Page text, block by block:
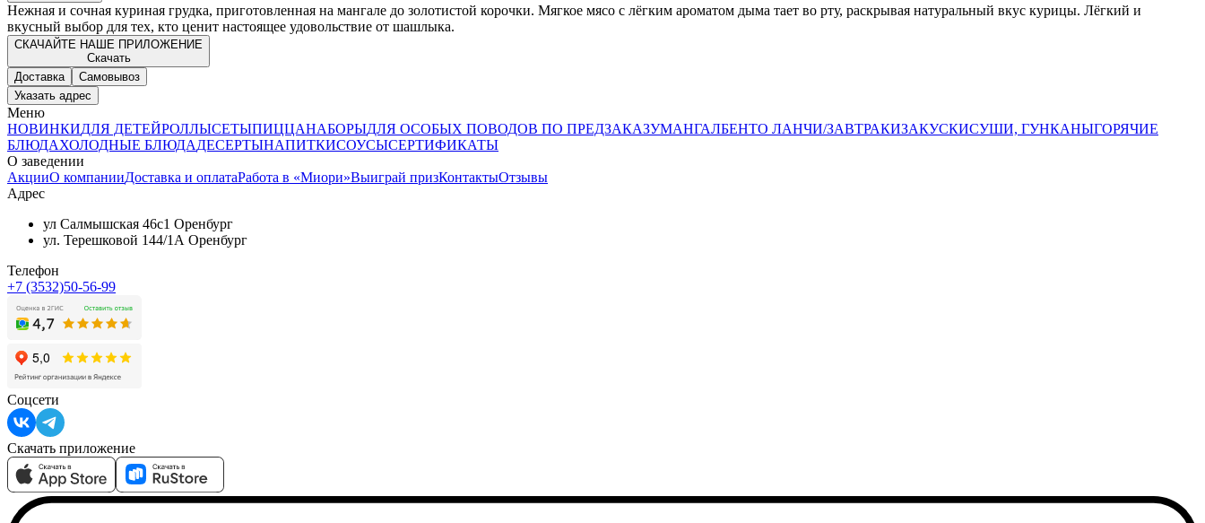
Нежная и сочная куриная грудка, приготовленная на мангале до золотистой корочки. Мягкое мясо с лёгким ароматом дыма тает во рту, раскрывая натуральный вкус курицы. Лёгкий и
вкусный выбор для тех, кто ценит настоящее удовольствие от шашлыка.
СКАЧАЙТЕ НАШЕ ПРИЛОЖЕНИЕ
Скачать
Доставка
Самовывоз
Указать адрес
Меню
НОВИНКИДЛЯ ДЕТЕЙРОЛЛЫСЕТЫПИЦЦАНАБОРЫДЛЯ ОСОБЫХ ПОВОДОВ ПО ПРЕДЗАКАЗУМАНГАЛБЕНТО ЛАНЧИ/ЗАВТРАКИЗАКУСКИСУШИ, ГУНКАНЫГОРЯЧИЕ
БЛЮДАХОЛОДНЫЕ БЛЮДАДЕСЕРТЫНАПИТКИСОУСЫСЕРТИФИКАТЫ
О заведении
АкцииО компанииДоставка и оплатаРабота в «Миори»Выиграй призКонтактыОтзывы
Адрес
ул Салмышская 46с1 Оренбург
ул. Терешковой 144/1А Оренбург
Телефон
+7 (3532)50-56-99
Соцсети
Скачать приложение